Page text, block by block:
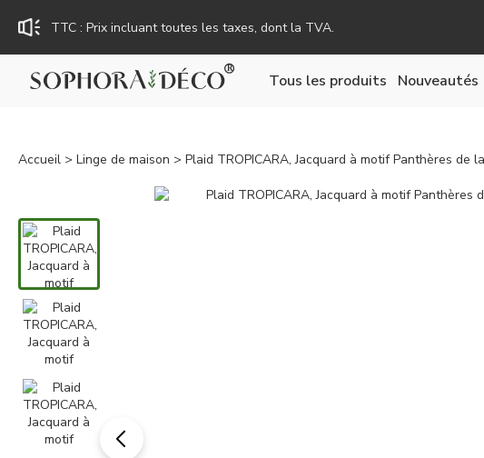
Rejoignez Sophora Déco pour des coupons exclusifs !
Tous les produits Nouveautés
Accueil > Linge de maison > Plaid TROPICARA, Jacquard à motif Panthères de